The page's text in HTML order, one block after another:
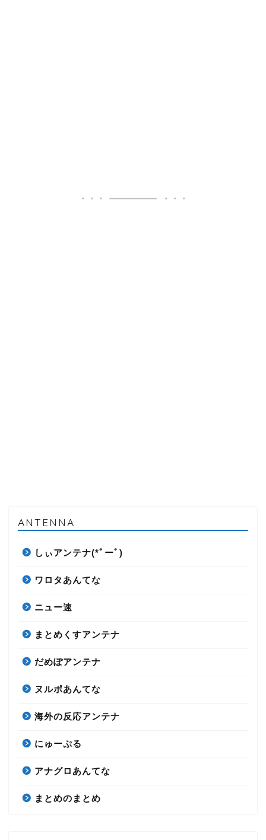
ANTENNA
しぃアンテナ(*ﾟーﾟ)
ワロタあんてな
ニュー速
まとめくすアンテナ
だめぽアンテナ
ヌルポあんてな
海外の反応アンテナ
にゅーぷる
アナグロあんてな
まとめのまとめ